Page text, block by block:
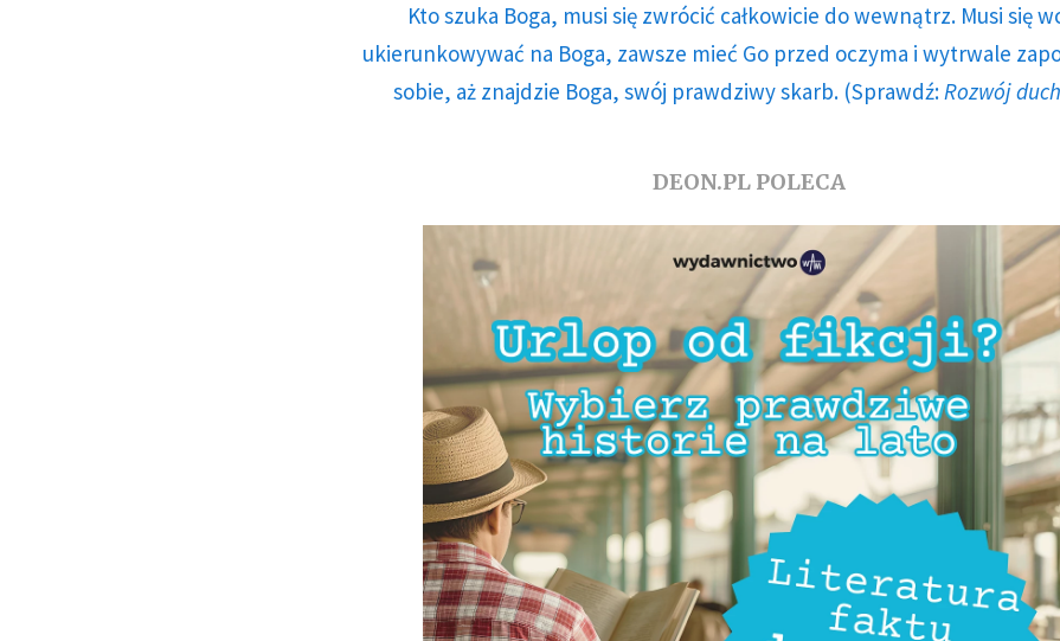
Kto szuka Boga, musi się zwrócić całkowicie do wewnątrz. Musi się
ukierunkowywać na Boga, zawsze mieć Go przed oczyma i wytrwale
sobie, aż znajdzie Boga, swój prawdziwy skarb. (Sprawdź:Rozwój
DEON.PL POLECA